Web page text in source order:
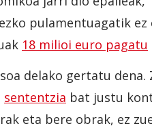
pulamentuagatik ez
18 milioi euro pagatu
delako gertatu dena.
sententzia bat justu
eta bere obrak, ez